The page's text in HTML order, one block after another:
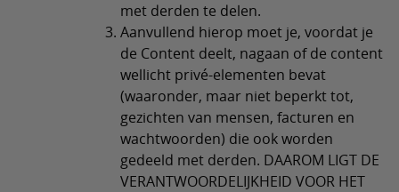
met derden te delen.
Aanvullend hierop moet je, voordat je
de Content deelt, nagaan of de content
wellicht privé-elementen bevat
(waaronder, maar niet beperkt tot,
gezichten van mensen, facturen en
wachtwoorden) die ook worden
gedeeld met derden. DAAROM LIGT DE
VERANTWOORDELIJKHEID VOOR HET